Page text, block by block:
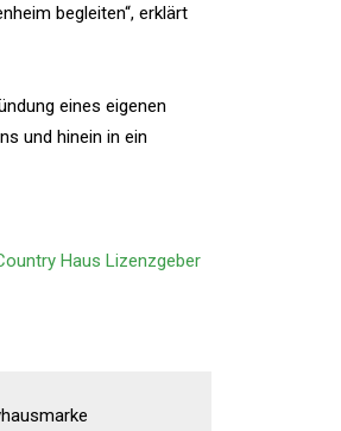
begleiten“, erklärt
eines eigenen
und hinein in ein
Haus Lizenzgeber